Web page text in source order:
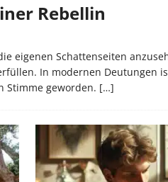
Rebellin
eigenen Schattenseiten
In modernen Deutungen
Stimme geworden. […]